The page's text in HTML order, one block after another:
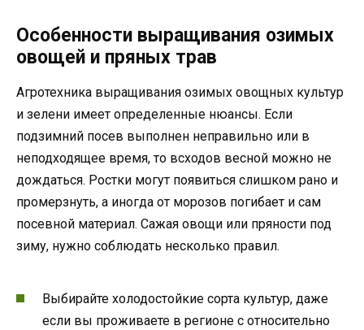
Особенности выращивания озимых
овощей и пряных трав
Агротехника выращивания озимых овощных культур
и зелени имеет определенные нюансы. Если
подзимний посев выполнен неправильно или в
неподходящее время, то всходов весной можно не
дождаться. Ростки могут появиться слишком рано и
промерзнуть, а иногда от морозов погибает и сам
посевной материал. Сажая овощи или пряности под
зиму, нужно соблюдать несколько правил.
Выбирайте холодостойкие сорта культур, даже
если вы проживаете в регионе с относительно